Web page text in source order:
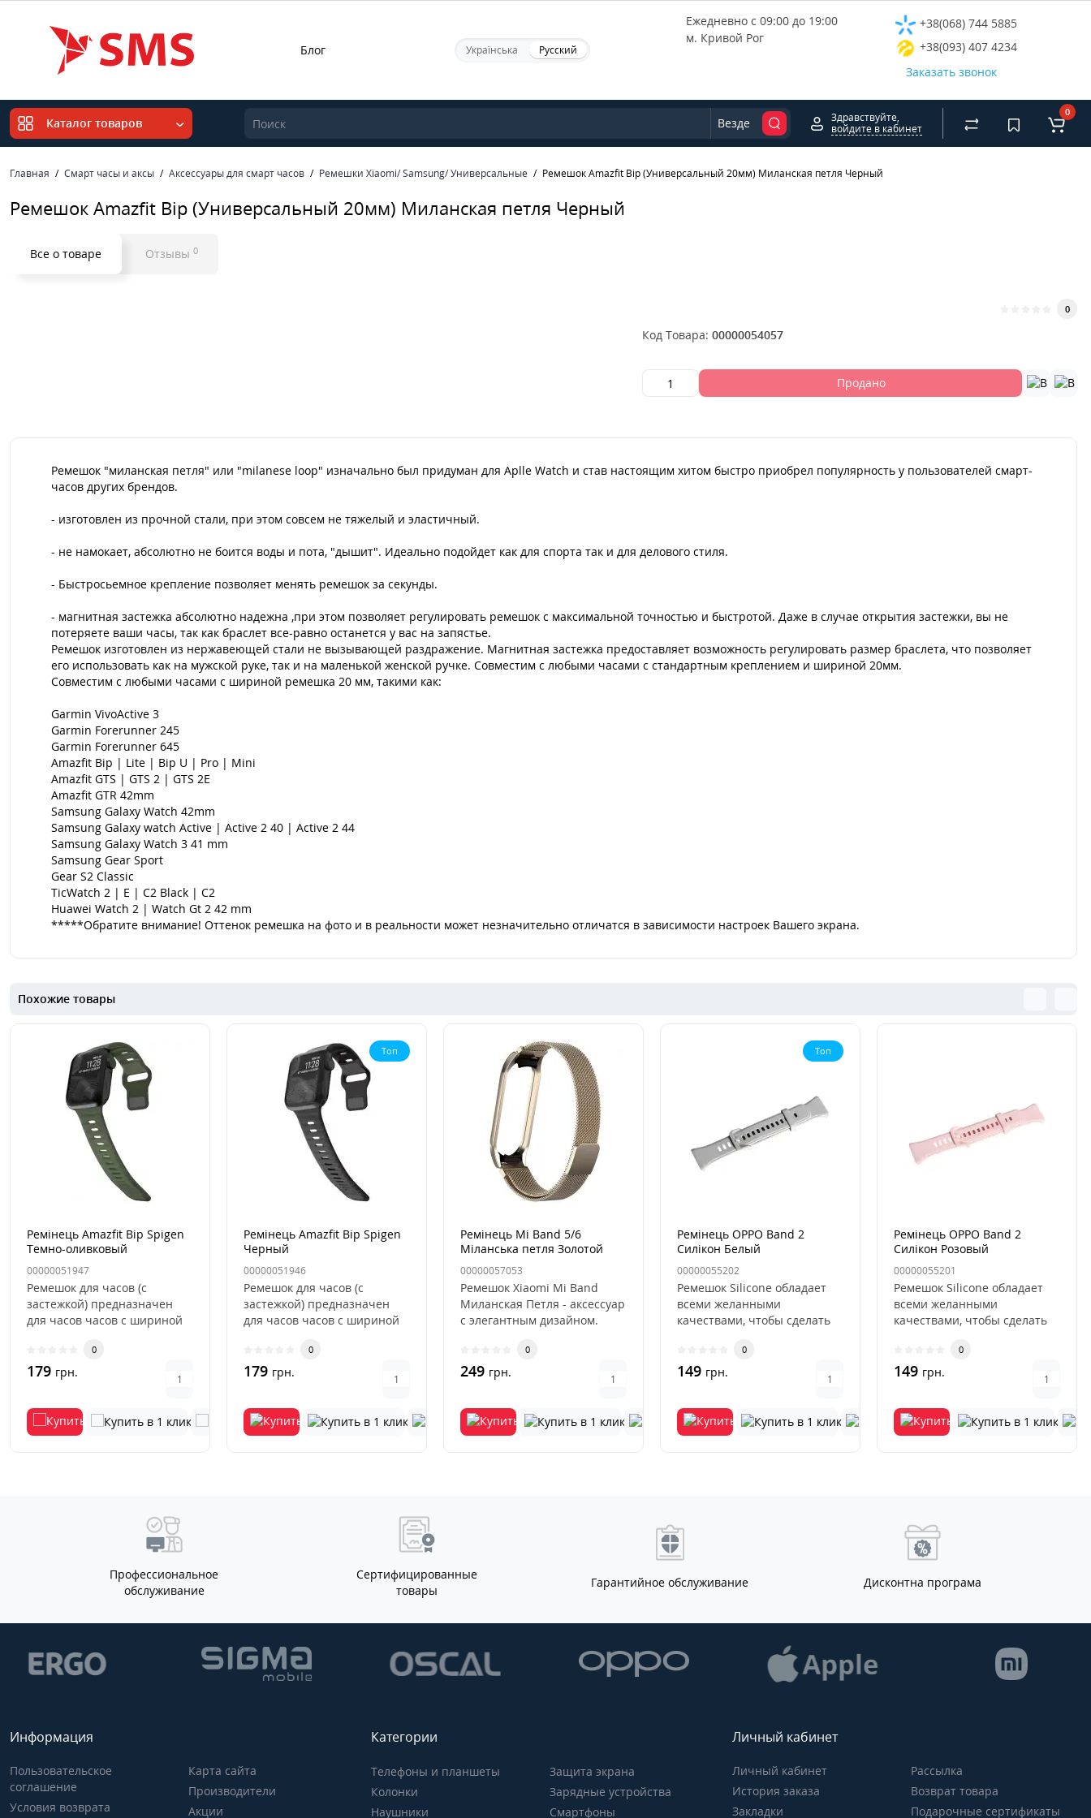
Блог Українська Русский
Ежедневно с 09:00 до 19:00
м. Кривой Рог
+38(068) 744 5885
+38(093) 407 4234
Заказать звонок
Каталог товаров Везде
Здравствуйте,
войдите в кабинет
0
Главная Смарт часы и аксы Аксессуары для смарт часов Ремешки Xiaomi/ Samsung/ Универсальные Ремешок Amazfit Bip (Универсальный 20мм) Миланская петля Черный
Ремешок Amazfit Bip (Универсальный 20мм) Миланская петля Черный
Все о товаре Отзывы 0
0
Код Товара: 00000054057
Продано
Ремешок "миланская петля" или "milanese loop" изначально был придуман для Aplle Watch и став настоящим хитом быстро приобрел популярность у пользователей смарт-
часов других брендов.
- изготовлен из прочной стали, при этом совсем не тяжелый и эластичный.
- не намокает, абсолютно не боится воды и пота, "дышит". Идеально подойдет как для спорта так и для делового стиля.
- Быстросьемное крепление позволяет менять ремешок за секунды.
- магнитная застежка абсолютно надежна ,при этом позволяет регулировать ремешок с максимальной точностью и быстротой. Даже в случае открытия застежки, вы не
потеряете ваши часы, так как браслет все-равно останется у вас на запястье.
Ремешок изготовлен из нержавеющей стали не вызывающей раздражение. Магнитная застежка предоставляет возможность регулировать размер браслета, что позволяет
его использовать как на мужской руке, так и на маленькой женской ручке. Совместим с любыми часами с стандартным креплением и шириной 20мм.
Совместим с любыми часами с шириной ремешка 20 мм, такими как:
Garmin VivoActive 3
Garmin Forerunner 245
Garmin Forerunner 645
Amazfit Bip | Lite | Bip U | Pro | Mini
Amazfit GTS | GTS 2 | GTS 2E
Amazfit GTR 42mm
Samsung Galaxy Watch 42mm
Samsung Galaxy watch Active | Active 2 40 | Active 2 44
Samsung Galaxy Watch 3 41 mm
Samsung Gear Sport
Gear S2 Classic
TicWatch 2 | E | C2 Black | C2
Huawei Watch 2 | Watch Gt 2 42 mm
*****Обратите внимание! Оттенок ремешка на фото и в реальности может незначительно отличатся в зависимости настроек Вашего экрана.
Похожие товары
Ремінець Amazfit Bip Spigen
Темно-оливковый
00000051947
Ремешок для часов (с
застежкой) предназначен
для часов часов с шириной
0
179 грн.
Топ
Ремінець Amazfit Bip Spigen
Черный
00000051946
Ремешок для часов (с
застежкой) предназначен
для часов часов с шириной
0
179 грн.
Ремінець Mi Band 5/6
Міланська петля Золотой
(VintageGold)
00000057053
Ремешок Xiaomi Mi Band
Миланская Петля - аксессуар
с элегантным дизайном.
0
249 грн.
Топ
Ремінець OPPO Band 2
Силікон Белый
00000055202
Ремешок Silicone обладает
всеми желанными
качествами, чтобы сделать
идеальным. Он..
0
149 грн.
Ремінець OPPO Band 2
Силікон Розовый
00000055201
Ремешок Silicone обладает
всеми желанными
качествами, чтобы сделать
идеальным. Он..
0
149 грн.
Профессиональное
обслуживание
Сертифицированные
товары
Гарантийное обслуживание Дисконтна програма
Информация
Пользовательское
соглашение
Условия возврата
Карта сайта
Производители
Акции
Категории
Телефоны и планшеты
Колонки
Наушники
Защита экрана
Зарядные устройства
Смартфоны
Личный кабинет
Личный кабинет
История заказа
Закладки
Рассылка
Возврат товара
Подарочные сертификаты